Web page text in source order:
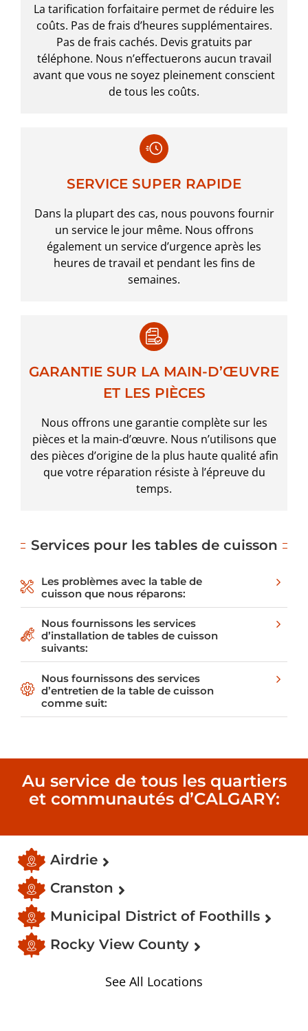
La tarification forfaitaire permet de réduire les
coûts. Pas de frais d’heures supplémentaires.
Pas de frais cachés. Devis gratuits par
téléphone. Nous n’effectuerons aucun travail
avant que vous ne soyez pleinement conscient
de tous les coûts.
SERVICE SUPER RAPIDE
Dans la plupart des cas, nous pouvons fournir
un service le jour même. Nous offrons
également un service d’urgence après les
heures de travail et pendant les fins de
semaines.
GARANTIE SUR LA MAIN-D’ŒUVRE
ET LES PIÈCES
Nous offrons une garantie complète sur les
pièces et la main-d’œuvre. Nous n’utilisons que
des pièces d’origine de la plus haute qualité afin
que votre réparation résiste à l’épreuve du
temps.
Services pour les tables de cuisson
Les problèmes avec la table de
cuisson que nous réparons:
Nous fournissons les services
d’installation de tables de cuisson
suivants:
Nous fournissons des services
d’entretien de la table de cuisson
comme suit:
Au service de tous les quartiers
et communautés d’CALGARY:
Airdrie
Cranston
Municipal District of Foothills
Rocky View County
See All Locations